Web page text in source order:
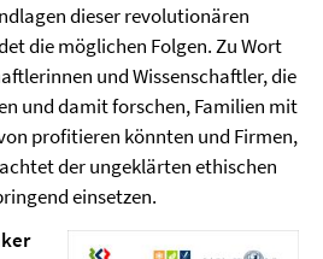
dieser revolutionären
die möglichen Folgen. Zu Wort
und Wissenschaftler, die
und damit forschen, Familien mit
profitieren könnten und Firmen,
der ungeklärten ethischen
einsetzen.